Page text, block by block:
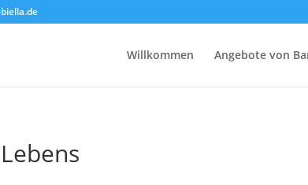
Willkommen Angebote von